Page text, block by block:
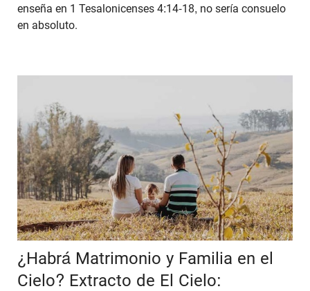
enseña en 1 Tesalonicenses 4:14-18, no sería consuelo
en absoluto.
¿Habrá Matrimonio y Familia en el
Cielo? Extracto de El Cielo: